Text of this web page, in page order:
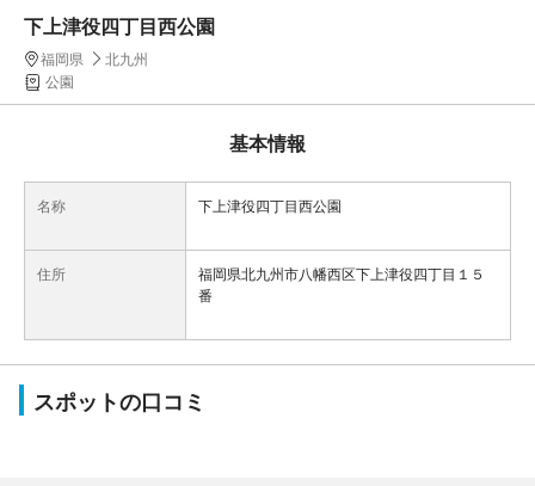
下上津役四丁目西公園
福岡県
北九州
公園
基本情報
名称 下上津役四丁目西公園
住所
福岡県北九州市八幡西区下上津役四丁目１５
番
スポットの口コミ